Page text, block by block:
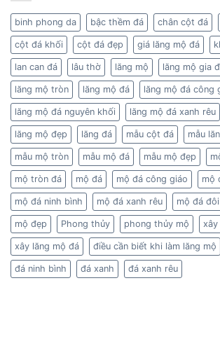
binh phong da bậc thềm đá chân cột đá
cột đá khối cột đá đẹp giá lăng mộ đá
lan can đá lâu thờ lăng mộ lăng mộ gia
lăng mộ tròn lăng mộ đá lăng mộ đá công
lăng mộ đá nguyên khối lăng mộ đá xanh rêu
lăng mộ đẹp lăng đá mẫu cột đá mẫu
mẫu mộ tròn mẫu mộ đá mẫu mộ đẹp
mộ tròn đá mộ đá mộ đá công giáo mộ
mộ đá ninh bình mộ đá xanh rêu mộ đá đôi
mộ đẹp Phong thủy phong thủy mộ xây
xây lăng mộ đá điều cần biết khi làm lăng mộ
đá ninh bình đá xanh đá xanh rêu